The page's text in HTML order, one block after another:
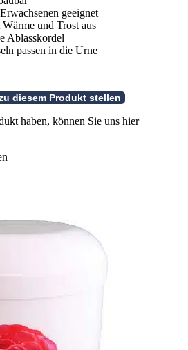
geeignet
und Trost aus
Ablasskordel
passen in die Urne
haben, können Sie uns hier